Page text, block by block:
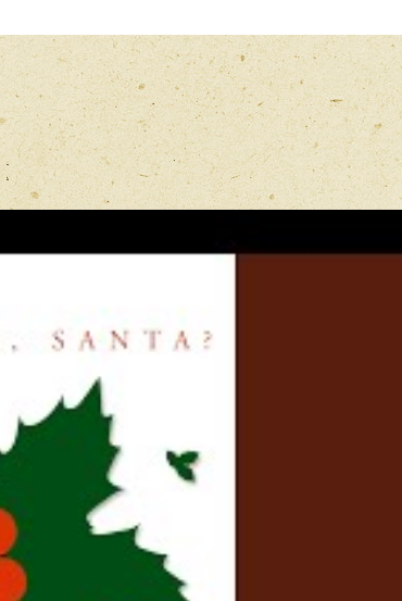
E-mail
Оставить отзыв
Перед публикацией отзывы проходят модерацию